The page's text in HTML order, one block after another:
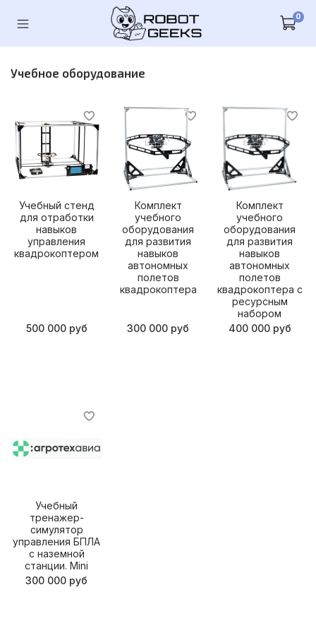
0
Учебное оборудование
Учебный стенд
для отработки
навыков
управления
квадрокоптером
500 000 руб
Комплект
учебного
оборудования
для развития
навыков
автономных
полетов
квадрокоптера
300 000 руб
Комплект
учебного
оборудования
для развития
навыков
автономных
полетов
квадрокоптера с
ресурсным
набором
400 000 руб
Учебный
тренажер-
симулятор
управления БПЛА
с наземной
станции. Mini
300 000 руб